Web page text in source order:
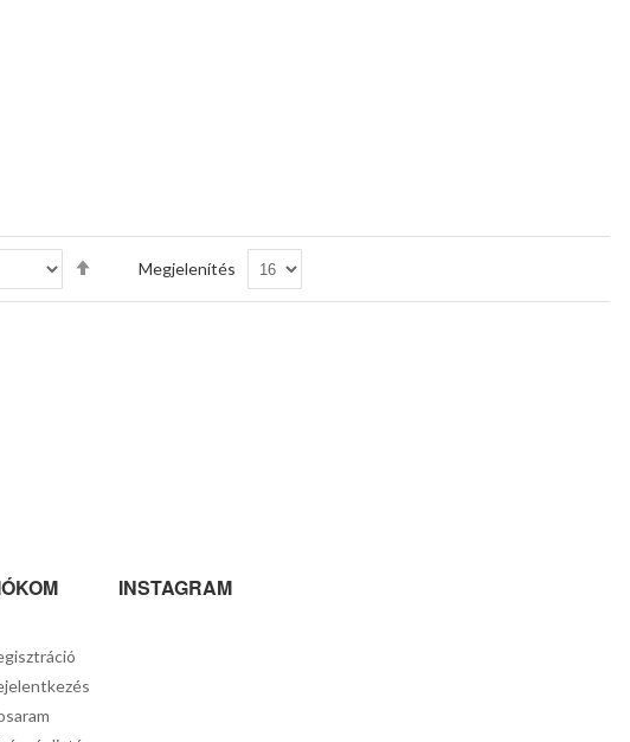
Csökkenő
sorrendbe
Megjelenítés
INSTAGRAM